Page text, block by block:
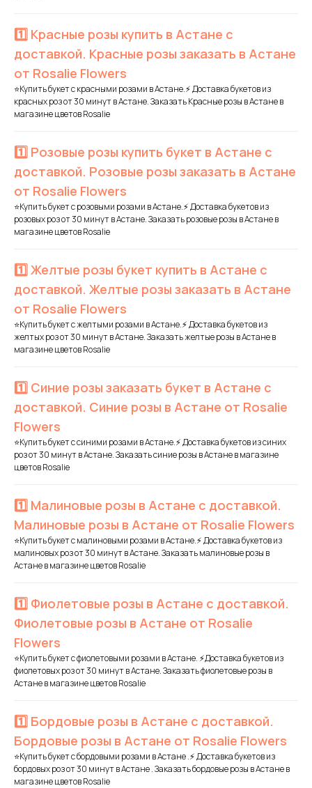
1️⃣ Красные розы купить в Астане с
доставкой. Красные розы заказать в Астане
от Rosalie Flowers
⭐Купить букет с красными розами в Астане.⚡ Доставка букетов из
красных роз от 30 минут в Астане. Заказать Красные розы в Астане в
магазине цветов Rosalie
1️⃣ Розовые розы купить букет в Астане с
доставкой. Розовые розы заказать в Астане
от Rosalie Flowers
⭐Купить букет с розовыми розами в Астане.⚡ Доставка букетов из
розовых роз от 30 минут в Астане. Заказать розовые розы в Астане в
магазине цветов Rosalie
1️⃣ Желтые розы букет купить в Астане с
доставкой. Желтые розы заказать в Астане
от Rosalie Flowers
⭐Купить букет с желтыми розами в Астане.⚡ Доставка букетов из
желтых роз от 30 минут в Астане. Заказать желтые розы в Астане в
магазине цветов Rosalie
1️⃣ Синие розы заказать букет в Астане с
доставкой. Синие розы в Астане от Rosalie
Flowers
⭐Купить букет с синими розами в Астане.⚡ Доставка букетов из синих
роз от 30 минут в Астане. Заказать синие розы в Астане в магазине
цветов Rosalie
1️⃣ Малиновые розы в Астане с доставкой.
Малиновые розы в Астане от Rosalie Flowers
⭐Купить букет с малиновыми розами в Астане.⚡ Доставка букетов из
малиновых роз от 30 минут в Астане. Заказать малиновые розы в
Астане в магазине цветов Rosalie
1️⃣ Фиолетовые розы в Астане с доставкой.
Фиолетовые розы в Астане от Rosalie
Flowers
⭐Купить букет с фиолетовыми розами в Астане. ⚡Доставка букетов из
фиолетовых роз от 30 минут в Астане. Заказать фиолетовые розы в
Астане в магазине цветов Rosalie
1️⃣ Бордовые розы в Астане с доставкой.
Бордовые розы в Астане от Rosalie Flowers
⭐Купить букет с бордовыми розами в Астане .⚡ Доставка букетов из
бордовых роз от 30 минут в Астане . Заказать бордовые розы в Астане в
магазине цветов Rosalie